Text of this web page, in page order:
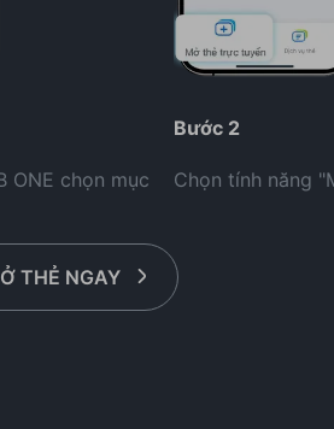
ONE chọn mục
Bước 2
Chọn tính năng
THẺ NGAY